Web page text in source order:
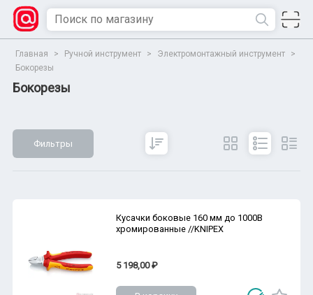
Главная > Ручной инструмент > Электромонтажный инструмент
>
Бокорезы
Бокорезы
Фильтры
Кусачки боковые 160 мм до 1000В
хромированные //KNIPEX
5 198,00 ₽